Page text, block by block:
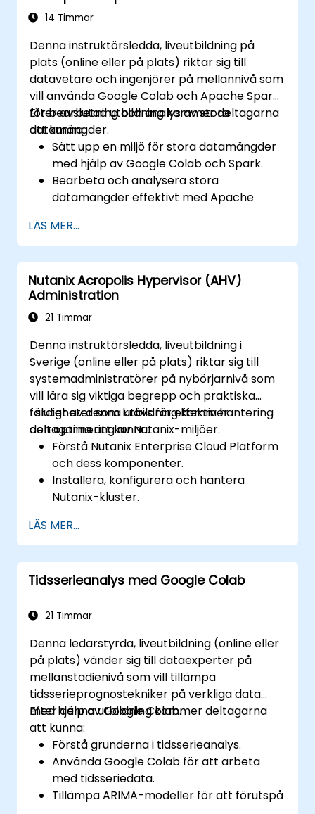
14 Timmar
Denna instruktörsledda, liveutbildning på
plats (online eller på plats) riktar sig till
datavetare och ingenjörer på mellannivå som
vill använda Google Colab och Apache Spark
för bearbetning och analys av stora
datamängder.
Efter avslutad utbildning kommer deltagarna
att kunna:
Sätt upp en miljö för stora datamängder
med hjälp av Google Colab och Spark.
Bearbeta och analysera stora
datamängder effektivt med Apache
Visualisera stora datamängder i en
samarbetsmiljö.
Integrera Apache Spark med
molnbaserade verktyg.
LÄS MER...
Nutanix Acropolis Hypervisor (AHV)
Administration
21 Timmar
Denna instruktörsledda, liveutbildning i
Sverige (online eller på plats) riktar sig till
systemadministratörer på nybörjarnivå som
vill lära sig viktiga begrepp och praktiska
färdigheter som krävs för effektiv hantering
och optimering av Nutanix-miljöer.
I slutet av denna utbildning kommer
deltagarna att kunna:
Förstå Nutanix Enterprise Cloud Platform
och dess komponenter.
Installera, konfigurera och hantera
Nutanix-kluster.
Hypervisor (AHV).
Utför avancerade hanteringsuppgifter
och felsökning.
Implementera metodtips för hög
säkerhet.
LÄS MER...
Tidsserieanalys med Google Colab
21 Timmar
Denna ledarstyrda, liveutbildning (online eller
på plats) vänder sig till dataexperter på
mellanstadienivå som vill tillämpa
tidsserieprognostekniker på verkliga data
med hjälp av Google Colab.
Efter denna utbildning kommer deltagarna
att kunna:
Förstå grunderna i tidsserieanalys.
Använda Google Colab för att arbeta
med tidsseriedata.
Tillämpa ARIMA-modeller för att förutspå